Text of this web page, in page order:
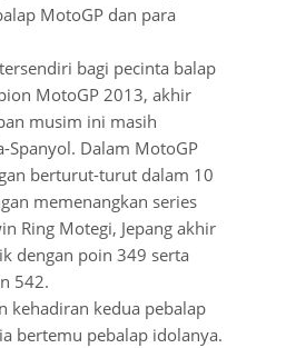
MotoGP dan para
bagi pecinta balap
MotoGP 2013, akhir
musim ini masih
Spanyol. Dalam MotoGP
berturut-turut dalam 10
memenangkan series
Ring Motegi, Jepang akhir
dengan poin 349 serta
542.
kehadiran kedua pebalap
bertemu pebalap idolanya.